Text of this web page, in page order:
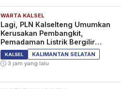
WARTA KALSEL
Lagi, PLN Kalselteng Umumkan
Kerusakan Pembangkit,
Pemadaman Listrik Bergilir
Diperpanjang?
KALSEL
KALIMANTAN SELATAN
3 jam yang lalu